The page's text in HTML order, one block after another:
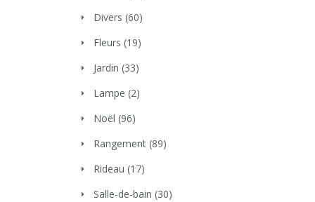
Divers (60)
Fleurs (19)
Jardin (33)
Lampe (2)
Noël (96)
Rangement (89)
Rideau (17)
Salle-de-bain (30)